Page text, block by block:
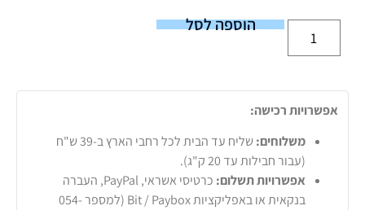
הוספה לסל
אפשרויות רכישה:
משלוחים:
שליח עד הבית לכל רחבי הארץ ב-39 ש"ח
(עבור חבילות עד 20 ק"ג).
אפשרויות תשלום:
כרטיסי אשראי, PayPal, העברה
בנקאית או באפליקציות Bit / Paybox (למספר 054-